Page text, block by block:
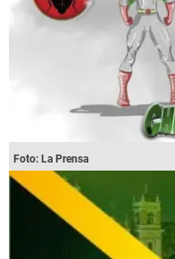
Foto: La Prensa